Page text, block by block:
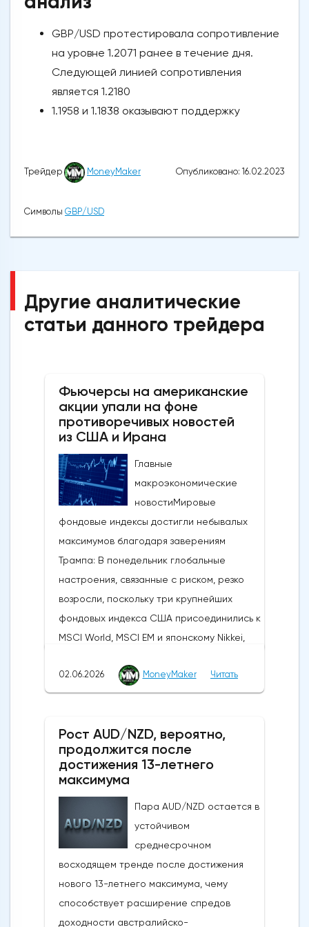
GBP/USD протестировала сопротивление
на уровне 1.2071 ранее в течение дня.
Следующей линией сопротивления
является 1.2180
1.1958 и 1.1838 оказывают поддержку
Трейдер MoneyMaker Опубликовано: 16.02.2023
Символы GBP/USD
Другие аналитические
статьи данного трейдера
Фьючерсы на американские
акции упали на фоне
противоречивых новостей
из США и Ирана
Главные
макроэкономические
новостиМировые
фондовые индексы достигли небывалых
максимумов благодаря заверениям
Трампа: В понедельник глобальные
настроения, связанные с риском, резко
возросли, поскольку три крупнейших
фондовых индекса США присоединились к
MSCI World, MSCI EM и японскому Nikkei,
Широкое продвижение вперед
последовало за заявлениями президента
то, что, несмотря на новые военные
обмены в выходные, Вашингтон и Тегеран
по-прежнему ведут активные
дискуссии.Производственная активность в
США достигла 4-летнего максимума:
Несмотря на структурные проблемы,
связанные с нефтяным кризисом в
регионе и рекордно низким уровнем
потребительского доверия,
02.06.2026 MoneyMaker Читать
Рост AUD/NZD, вероятно,
продолжится после
достижения 13-летнего
максимума
Пара AUD/NZD остается в
устойчивом
среднесрочном
восходящем тренде после достижения
нового 13-летнего максимума, чему
способствует расширение спредов
доходности австралийско-